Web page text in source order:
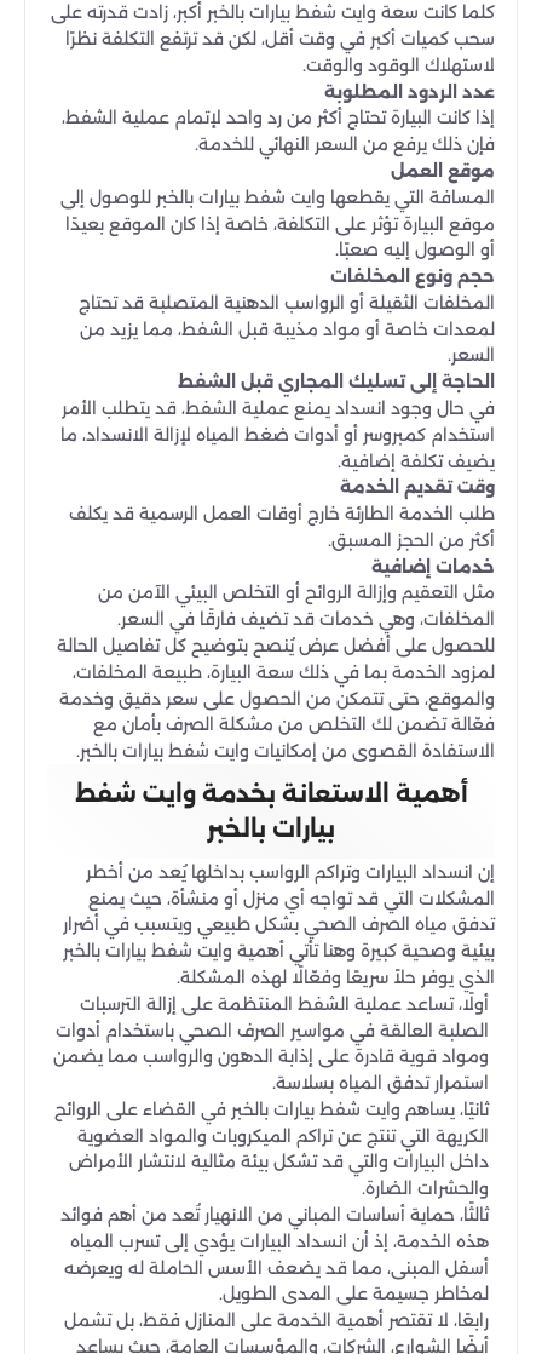
كلما كانت سعة وايت شفط بيارات بالخبر أكبر، زادت قدرته على
سحب كميات أكبر في وقت أقل، لكن قد ترتفع التكلفة نظرًا
لاستهلاك الوقود والوقت.
عدد الردود المطلوبة
إذا كانت البيارة تحتاج أكثر من رد واحد لإتمام عملية الشفط،
فإن ذلك يرفع من السعر النهائي للخدمة.
موقع العمل
المسافة التي يقطعها وايت شفط بيارات بالخبر للوصول إلى
موقع البيارة تؤثر على التكلفة، خاصة إذا كان الموقع بعيدًا
أو الوصول إليه صعبًا.
حجم ونوع المخلفات
المخلفات الثقيلة أو الرواسب الدهنية المتصلبة قد تحتاج
لمعدات خاصة أو مواد مذيبة قبل الشفط، مما يزيد من
السعر.
الحاجة إلى تسليك المجاري قبل الشفط
في حال وجود انسداد يمنع عملية الشفط، قد يتطلب الأمر
استخدام كمبروسر أو أدوات ضغط المياه لإزالة الانسداد، ما
يضيف تكلفة إضافية.
وقت تقديم الخدمة
طلب الخدمة الطارئة خارج أوقات العمل الرسمية قد يكلف
أكثر من الحجز المسبق.
خدمات إضافية
مثل التعقيم وإزالة الروائح أو التخلص البيئي الآمن من
المخلفات، وهي خدمات قد تضيف فارقًا في السعر.
للحصول على أفضل عرض يُنصح بتوضيح كل تفاصيل الحالة
لمزود الخدمة بما في ذلك سعة البيارة، طبيعة المخلفات،
والموقع، حتى تتمكن من الحصول على سعر دقيق وخدمة
فعّالة تضمن لك التخلص من مشكلة الصرف بأمان مع
الاستفادة القصوى من إمكانيات وايت شفط بيارات بالخبر.
أهمية الاستعانة بخدمة وايت شفط
بيارات بالخبر
إن انسداد البيارات وتراكم الرواسب بداخلها يُعد من أخطر
المشكلات التي قد تواجه أي منزل أو منشأة، حيث يمنع
تدفق مياه الصرف الصحي بشكل طبيعي ويتسبب في أضرار
بيئية وصحية كبيرة وهنا تأتي أهمية وايت شفط بيارات بالخبر
الذي يوفر حلاً سريعًا وفعّالًا لهذه المشكلة.
أولًا، تساعد عملية الشفط المنتظمة على إزالة الترسبات
الصلبة العالقة في مواسير الصرف الصحي باستخدام أدوات
ومواد قوية قادرة على إذابة الدهون والرواسب مما يضمن
استمرار تدفق المياه بسلاسة.
ثانيًا، يساهم وايت شفط بيارات بالخبر في القضاء على الروائح
الكريهة التي تنتج عن تراكم الميكروبات والمواد العضوية
داخل البيارات والتي قد تشكل بيئة مثالية لانتشار الأمراض
والحشرات الضارة.
ثالثًا، حماية أساسات المباني من الانهيار تُعد من أهم فوائد
هذه الخدمة، إذ أن انسداد البيارات يؤدي إلى تسرب المياه
أسفل المبنى، مما قد يضعف الأسس الحاملة له ويعرضه
لمخاطر جسيمة على المدى الطويل.
رابعًا، لا تقتصر أهمية الخدمة على المنازل فقط، بل تشمل
أيضًا الشوارع، الشركات، والمؤسسات العامة، حيث يساعد